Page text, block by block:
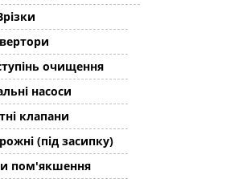
очищення
насоси
клапани
(під засипку)
пом'якшення